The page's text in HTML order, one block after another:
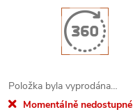
Položka byla vyprodána…
Momentálně nedostupné